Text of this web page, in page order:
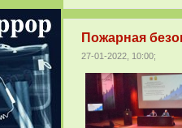
Пожарная
27-01-2022, 10:00;